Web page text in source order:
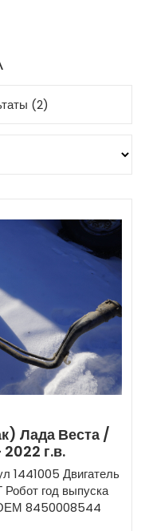
(2)
Лада Веста /
г.в.
1441005 Двигатель
Робот год выпуска
ОЕМ 8450008544